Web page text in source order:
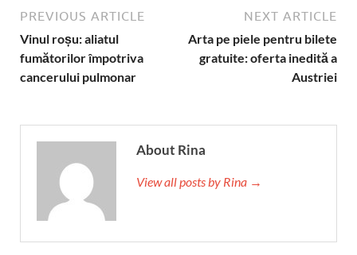
PREVIOUS ARTICLE
Vinul roșu: aliatul
fumătorilor împotriva
cancerului pulmonar
NEXT ARTICLE
Arta pe piele pentru bilete
gratuite: oferta inedită a
Austriei
About Rina
View all posts by Rina →